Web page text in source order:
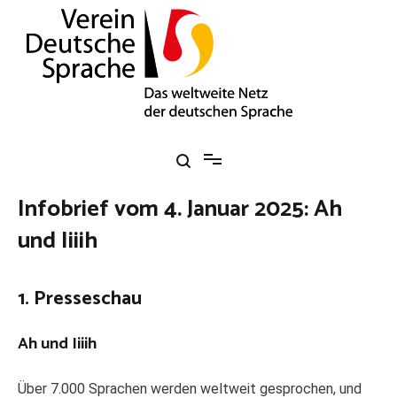
springen
Infobrief vom 4. Januar 2025: Ah
und Iiiih
1. Presseschau
Ah und Iiiih
Über 7.000 Sprachen werden weltweit gesprochen, und